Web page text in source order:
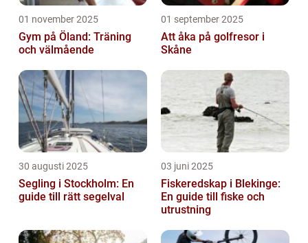
01 november 2025
Gym på Öland: Träning
och välmående
01 september 2025
Att åka på golfresor i
Skåne
30 augusti 2025
Segling i Stockholm: En
guide till rätt segelval
03 juni 2025
Fiskeredskap i Blekinge:
En guide till fiske och
utrustning